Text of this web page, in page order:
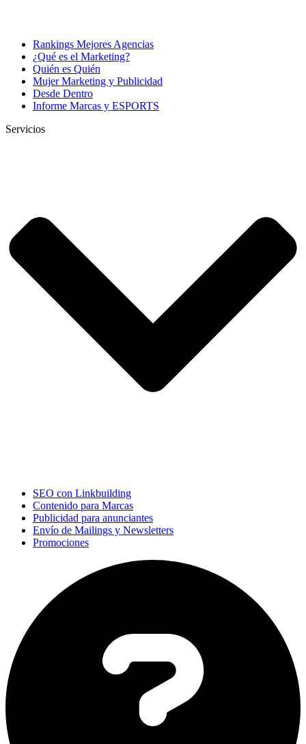
Rankings Mejores Agencias
¿Qué es el Marketing?
Quién es Quién
Mujer Marketing y Publicidad
Desde Dentro
Informe Marcas y ESPORTS
Servicios
SEO con Linkbuilding
Contenido para Marcas
Publicidad para anunciantes
Envío de Mailings y Newsletters
Promociones